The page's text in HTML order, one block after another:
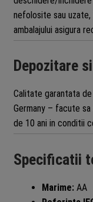
nefolosite sau uzate,
ambalajului asigura
Depozitare
Calitate garantata de
Germany – facute
de 10 ani in conditii
Specificatii
Marime:AA